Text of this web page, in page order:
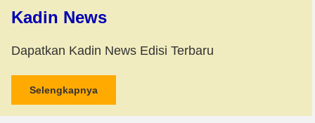
Kadin News
Dapatkan Kadin News Edisi Terbaru
Selengkapnya